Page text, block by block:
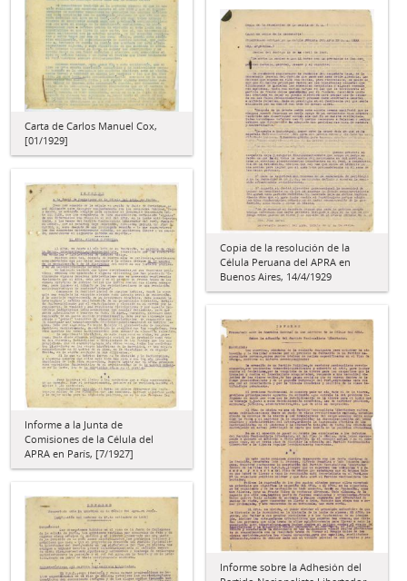
Carta de Carlos Manuel Cox,
[01/1929]
Copia de la resolución de la
Célula Peruana del APRA en
Buenos Aires, 14/4/1929
Informe a la Junta de
Comisiones de la Célula del
APRA en París, [7/1927]
Informe sobre la Adhesión del